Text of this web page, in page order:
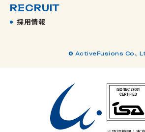
RECRUIT
採用情報
© ActiveFusions Co.,